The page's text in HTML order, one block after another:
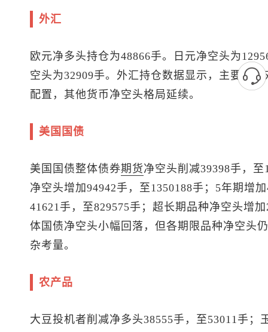
外汇
欧元净多头持仓为48866手。日元净空头为
空头为32909手。外汇持仓数据显示，主要货
配置，其他货币净空头格局延续。
美国国债
美国国债整体债券期货净空头削减39398手，
净空头增加94942手，至1350188手；5年期增
41621手，至829575手；超长期品种净空头增
体国债净空头小幅回落，但各期限品种净空头
杂考量。
农产品
大豆投机者削减净多头38555手，至53011手；